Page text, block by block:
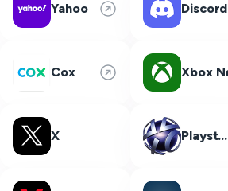
Yahoo Discord
Cox
X Playstation Network